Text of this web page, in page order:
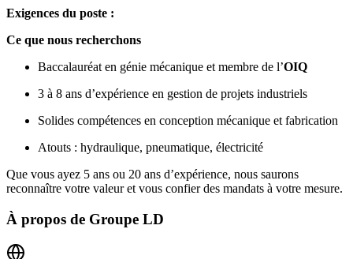
Exigences du poste :
Ce que nous recherchons
Baccalauréat en génie mécanique et membre de l’OIQ
3 à 8 ans d’expérience en gestion de projets industriels
Solides compétences en conception mécanique et fabrication
Atouts : hydraulique, pneumatique, électricité
Que vous ayez 5 ans ou 20 ans d’expérience, nous saurons
reconnaître votre valeur et vous confier des mandats à votre mesure.
À propos de Groupe LD